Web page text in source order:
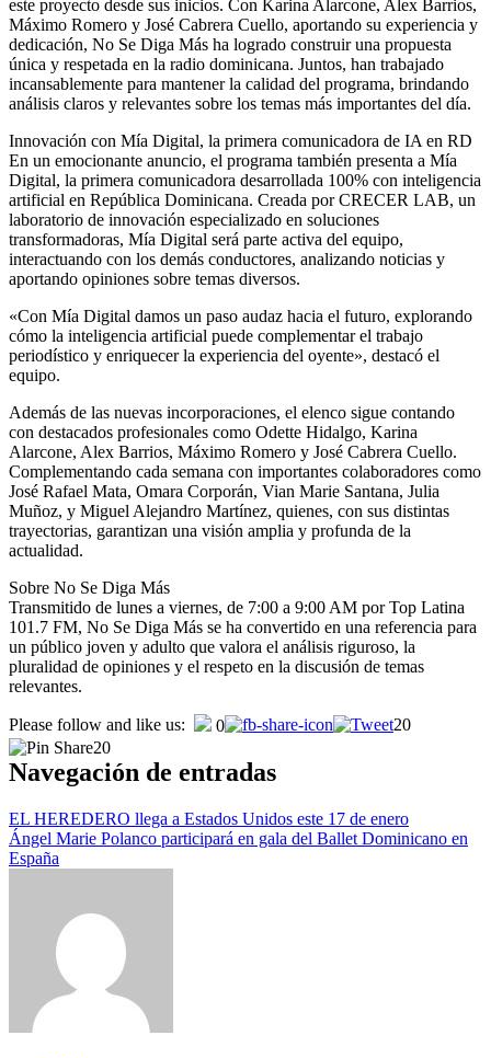
este proyecto desde sus inicios. Con Karina Alarcone, Alex Barrios,
Máximo Romero y José Cabrera Cuello, aportando su experiencia y
dedicación, No Se Diga Más ha logrado construir una propuesta
única y respetada en la radio dominicana. Juntos, han trabajado
incansablemente para mantener la calidad del programa, brindando
análisis claros y relevantes sobre los temas más importantes del día.
Innovación con Mía Digital, la primera comunicadora de IA en RD
En un emocionante anuncio, el programa también presenta a Mía
Digital, la primera comunicadora desarrollada 100% con inteligencia
artificial en República Dominicana. Creada por CRECER LAB, un
laboratorio de innovación especializado en soluciones
transformadoras, Mía Digital será parte activa del equipo,
interactuando con los demás conductores, analizando noticias y
aportando opiniones sobre temas diversos.
«Con Mía Digital damos un paso audaz hacia el futuro, explorando
cómo la inteligencia artificial puede complementar el trabajo
periodístico y enriquecer la experiencia del oyente», destacó el
equipo.
Además de las nuevas incorporaciones, el elenco sigue contando
con destacados profesionales como Odette Hidalgo, Karina
Alarcone, Alex Barrios, Máximo Romero y José Cabrera Cuello.
Complementando cada semana con importantes colaboradores como
José Rafael Mata, Omara Corporán, Vian Marie Santana, Julia
Muñoz, y Miguel Alejandro Martínez, quienes, con sus distintas
trayectorias, garantizan una visión amplia y profunda de la
actualidad.
Sobre No Se Diga Más
Transmitido de lunes a viernes, de 7:00 a 9:00 AM por Top Latina
101.7 FM, No Se Diga Más se ha convertido en una referencia para
un público joven y adulto que valora el análisis riguroso, la
pluralidad de opiniones y el respeto en la discusión de temas
relevantes.
Please follow and like us: 0
20
20
Navegación de entradas
EL HEREDERO llega a Estados Unidos este 17 de enero
Ángel Marie Polanco participará en gala del Ballet Dominicano en
España